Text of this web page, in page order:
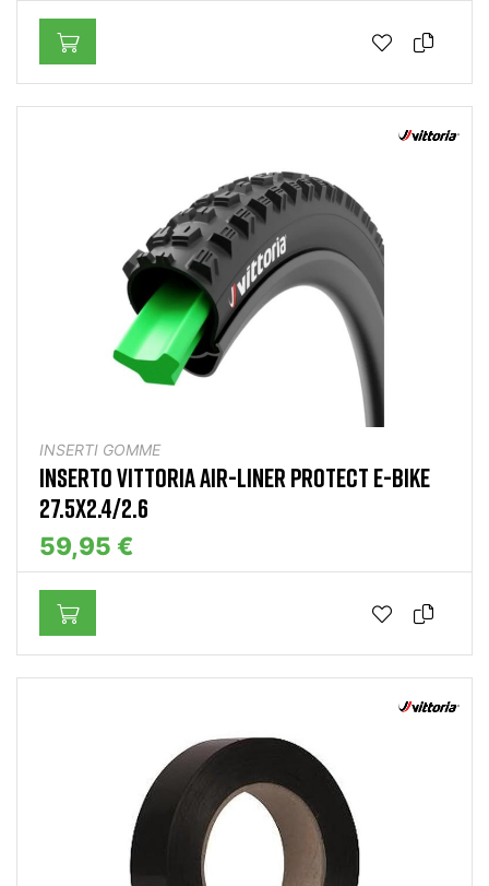
INSERTI GOMME
INSERTO VITTORIA AIR-LINER PROTECT E-BIKE
27.5X2.4/2.6
59,95 €